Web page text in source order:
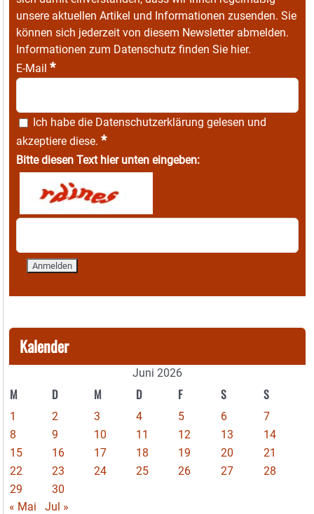
unsere aktuellen Artikel und Informationen zusenden. Sie
können sich jederzeit von diesem Newsletter abmelden.
Informationen zum Datenschutz finden Sie hier.
E-Mail *
Ich habe die Datenschutzerklärung gelesen und
akzeptiere diese. *
Bitte diesen Text hier unten eingeben:
Kalender
Juni 2026
M D M D F S S
1 2 3 4 5 6
7
8
9 10 11 12 13
14
15
16 17 18 19 20
21
22
23 24 25 26 27
28
29
30
« Mai
Jul »